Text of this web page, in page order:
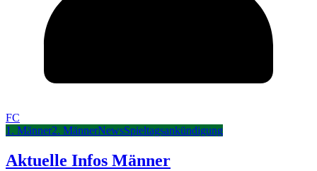
FC
1. Männer2. MännerNewsSpieltagsankündigung
Aktuelle Infos Männer